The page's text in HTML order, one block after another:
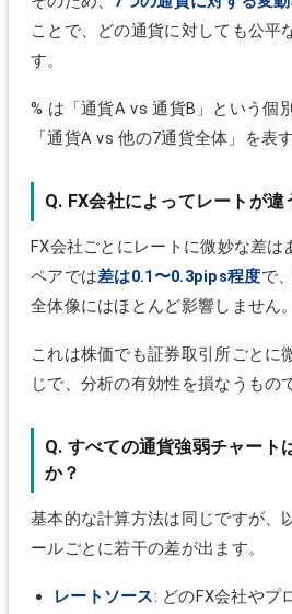
ことで、どの通貨に対しても公平
す。
% は「通貨A vs 通貨B」という個
「通貨A vs 他の7通貨全体」を表
Q. FX会社によってレートが違
FX会社ごとにレートに微妙な差は
ペアでは差は0.1〜0.3pips程度で
全体像にはほとんど影響しません。
これは株価でも証券取引所ごとに
じで、分析の有効性を損なうもの
Q. すべての通貨強弱チャート
か？
基本的な計算方法は同じですが、
ールごとに若干の差が出ます。
レートソース: どのFX会社やプ